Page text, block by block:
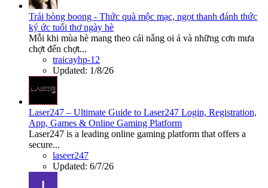
Trái bòng boong - Thức quà mộc mạc, ngọt thanh đánh thức
ký ức tuổi thơ ngày hè
Mỗi khi mùa hè mang theo cái nắng oi ả và những cơn mưa
chợt đến chợt...
traicayhp-12
Updated: 1/8/26
Laser247 – Ultimate Guide to Laser247 Login, Registration,
App, Games & Online Gaming Platform
Laser247 is a leading online gaming platform that offers a
secure...
laseer247
Updated: 6/7/26